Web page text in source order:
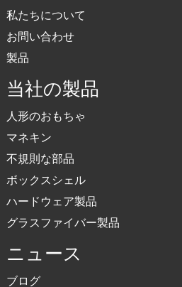
私たちについて
お問い合わせ
製品
当社の製品
人形のおもちゃ
マネキン
不規則な部品
ボックスシェル
ハードウェア製品
グラスファイバー製品
ニュース
ブログ